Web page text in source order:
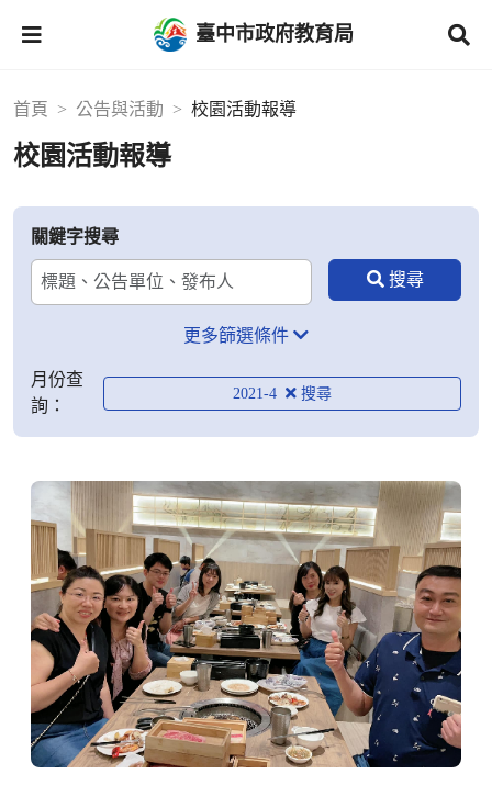
臺中市政府教育局
首頁 公告與活動 校園活動報導
校園活動報導
關鍵字搜尋
更多篩選條件
月份查
詢：
2021-4